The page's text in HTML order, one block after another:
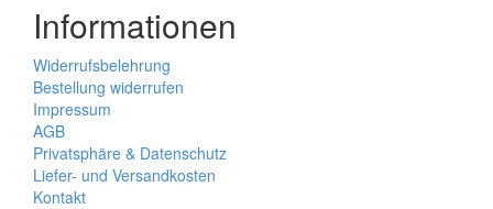
Informationen
Widerrufsbelehrung
Bestellung widerrufen
Impressum
AGB
Privatsphäre & Datenschutz
Liefer- und Versandkosten
Kontakt